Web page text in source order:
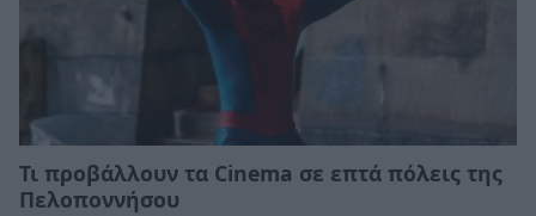
Τι προβάλλουν τα Cinema σε επτά πόλεις της
Πελοποννήσου